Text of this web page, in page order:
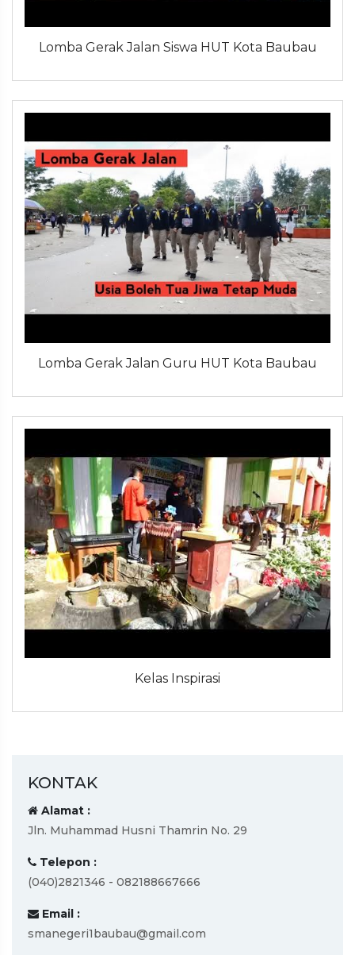
Lomba Gerak Jalan Siswa HUT Kota Baubau
Lomba Gerak Jalan Guru HUT Kota Baubau
Kelas Inspirasi
KONTAK
Alamat :
Jln. Muhammad Husni Thamrin No. 29
Telepon :
(040)2821346 - 082188667666
Email :
smanegeri1baubau@gmail.com